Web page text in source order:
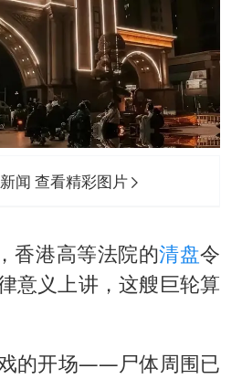
闻 查看精彩图片
香港高等法院的清盘令
意义上讲，这艘巨轮算
的开场——尸体周围已